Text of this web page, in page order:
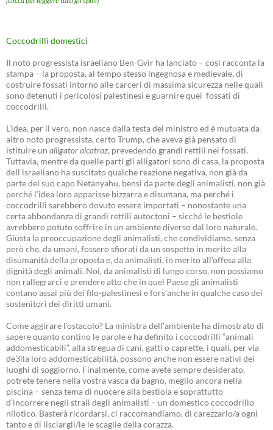
Coccodrilli domestici
Il noto progressista israeliano Ben-Gvir ha lanciato – così racconta la
stampa – la proposta, al tempo stesso ingegnosa e medievale, di
costruire fossati intorno alle carceri di massima sicurezza nelle quali
sono detenuti i pericolosi palestinesi e guarnire quei fossati di
coccodrilli.
L’idea, per il vero, non nasce dalla testa del ministro ed è mutuata da
altro noto progressista, certo Trump, che aveva già pensato di
istituire un alligator alcatraz, prevedendo grandi rettili nei fossati.
Tuttavia, mentre da quelle parti gli alligatori sono di casa, la proposta
dell’israeliano ha suscitato qualche reazione negativa, non già da
parte del suo capo Netanyahu, bensì da parte degli animalisti, non già
perché l’idea loro apparisse bizzarra e disumana, ma perché i
coccodrilli sarebbero dovuto essere importati – nonostante una
certa abbondanza di grandi rettili autoctoni – sicché le bestiole
avrebbero potuto soffrire in un ambiente diverso dal loro naturale.
Giusta la preoccupazione degli animalisti, che condividiamo, senza
però che, da umani, fossero sfiorati da un sospetto in merito alla
disumanità della proposta e, da animalisti, in merito all’offesa alla
dignità degli animali. Noi, da animalisti di lungo corso, non possiamo
non rallegrarci e prendere atto che in quel Paese gli animalisti
contano assai più dei filo-palestinesi e fors’anche in qualche caso dei
sostenitori dei diritti umani.
Come aggirare l’ostacolo? La ministra dell’ambiente ha dimostrato di
sapere quanto contino le parole e ha definito i coccodrilli “animali
addomesticabili”, alla stregua di cani, gatti o caprette, i quali, per via
de3lla loro addomesticabilità, possono anche non essere nativi dei
luoghi di soggiorno. Finalmente, come avete sempre desiderato,
potrete tenere nella vostra vasca da bagno, meglio ancora nella
piscina – senza tema di nuocere alla bestiola e soprattutto
d’incorrere negli strali degli animalisti – un domestico coccodrillo
nilotico. Basterà ricordarsi, ci raccomandiamo, di carezzarlo/a ogni
tanto e di lisciargli/le le scaglie della corazza.